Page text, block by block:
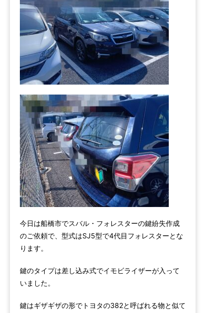
今日は船橋市でスバル・フォレスターの鍵紛失作成
のご依頼で、型式はSJ5型で4代目フォレスターとな
ります。
鍵のタイプは差し込み式でイモビライザーが入って
いました。
鍵はギザギザの形でトヨタの382と呼ばれる物と似て